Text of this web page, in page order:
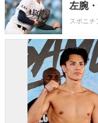
左腕
スポニチ